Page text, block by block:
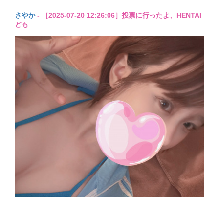
さやか- ［2025-07-20 12:26:06］投票に行ったよ、HENTAI
ども